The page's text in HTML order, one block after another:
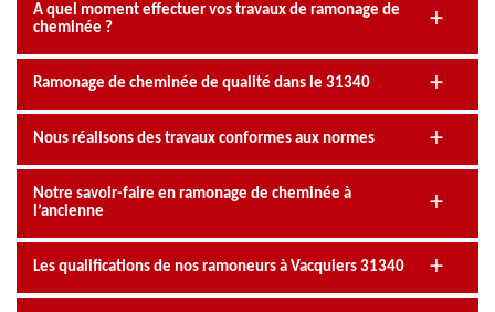
A quel moment effectuer vos travaux de ramonage de
cheminée ?
Ramonage de cheminée de qualité dans le 31340
Nous réalisons des travaux conformes aux normes
Notre savoir-faire en ramonage de cheminée à
l’ancienne
Les qualifications de nos ramoneurs à Vacquiers 31340